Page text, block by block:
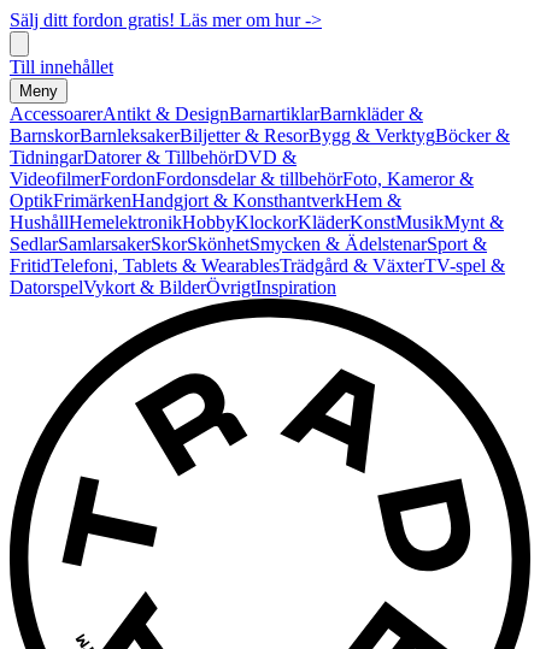
Sälj ditt fordon gratis! Läs mer om hur ->
Till innehållet
Meny
AccessoarerAntikt & DesignBarnartiklarBarnkläder &
BarnskorBarnleksakerBiljetter & ResorBygg & VerktygBöcker &
TidningarDatorer & TillbehörDVD &
VideofilmerFordonFordonsdelar & tillbehörFoto, Kameror &
OptikFrimärkenHandgjort & KonsthantverkHem &
HushållHemelektronikHobbyKlockorKläderKonstMusikMynt &
SedlarSamlarsakerSkorSkönhetSmycken & ÄdelstenarSport &
FritidTelefoni, Tablets & WearablesTrädgård & VäxterTV-spel &
DatorspelVykort & BilderÖvrigtInspiration